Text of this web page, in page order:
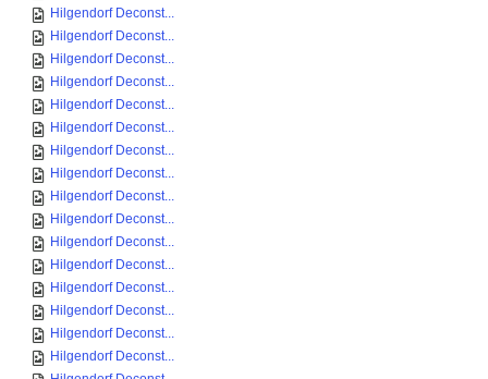
Hilgendorf Deconst...
Hilgendorf Deconst...
Hilgendorf Deconst...
Hilgendorf Deconst...
Hilgendorf Deconst...
Hilgendorf Deconst...
Hilgendorf Deconst...
Hilgendorf Deconst...
Hilgendorf Deconst...
Hilgendorf Deconst...
Hilgendorf Deconst...
Hilgendorf Deconst...
Hilgendorf Deconst...
Hilgendorf Deconst...
Hilgendorf Deconst...
Hilgendorf Deconst...